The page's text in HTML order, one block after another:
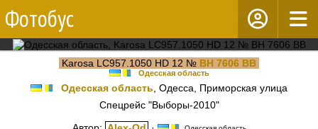
Фотобус
Karosa LC957.1050 HD 12 № BH 7606 BB
Одесская область
Одесская область , Одесса, Приморская улица
Спецрейс "Выборы-2010"